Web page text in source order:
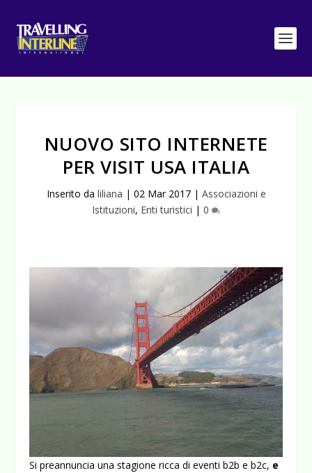
NUOVO SITO INTERNETE
PER VISIT USA ITALIA
Inserito da liliana | 02 Mar 2017| Associazioni e
Istituzioni, Enti turistici | 0
Si preannuncia una stagione ricca di eventi b2b e b2c, e